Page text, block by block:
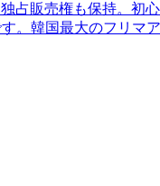
占販売権も保持。
。韓国最大のフリマ